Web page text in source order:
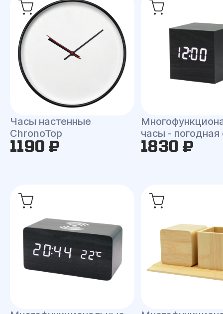
Часы настенные
ChronoTop
1190 ₽
часы - погодная
1830 ₽